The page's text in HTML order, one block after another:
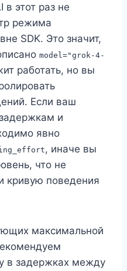
в этот раз не
режима
SDK. Это значит,
model="grok-4-
работать, но вы
Если ваш
и
явно
, иначе вы
что не
кривую поведения
максимальной
в задержках между